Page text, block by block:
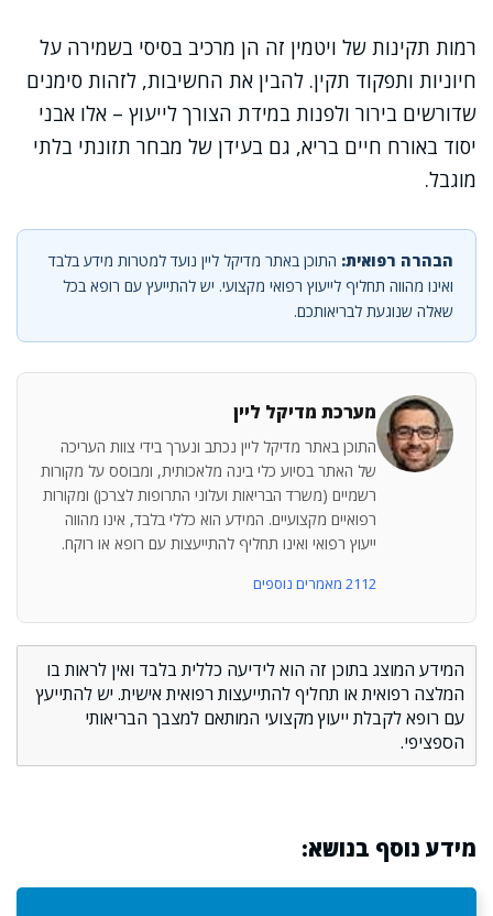
רמות תקינות של ויטמין זה הן מרכיב בסיסי בשמירה על
חיוניות ותפקוד תקין. להבין את החשיבות, לזהות סימנים
שדורשים בירור ולפנות במידת הצורך לייעוץ – אלו אבני
יסוד באורח חיים בריא, גם בעידן של מבחר תזונתי בלתי
מוגבל.
הבהרה רפואית: התוכן באתר מדיקל ליין נועד למטרות מידע בלבד
ואינו מהווה תחליף לייעוץ רפואי מקצועי. יש להתייעץ עם רופא בכל
שאלה שנוגעת לבריאותכם.
מערכת מדיקל ליין
התוכן באתר מדיקל ליין נכתב ונערך בידי צוות העריכה
של האתר בסיוע כלי בינה מלאכותית, ומבוסס על מקורות
רשמיים (משרד הבריאות ועלוני התרופות לצרכן) ומקורות
רפואיים מקצועיים. המידע הוא כללי בלבד, אינו מהווה
ייעוץ רפואי ואינו תחליף להתייעצות עם רופא או רוקח.
2112 מאמרים נוספים
המידע המוצג בתוכן זה הוא לידיעה כללית בלבד ואין לראות בו
המלצה רפואית או תחליף להתייעצות רפואית אישית. יש להתייעץ
עם רופא לקבלת ייעוץ מקצועי המותאם למצבך הבריאותי
הספציפי.
מידע נוסף בנושא: